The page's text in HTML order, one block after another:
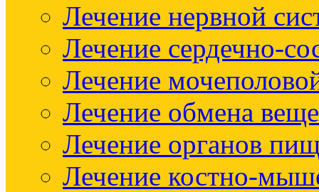
Лечение нервной
Лечение сердечно-
Лечение
Лечение обмена
Лечение органов
Лечение костно-